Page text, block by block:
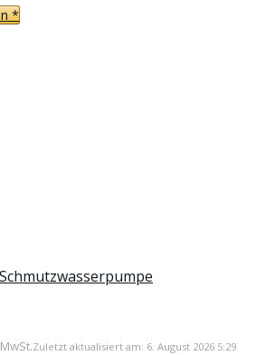
*
Zuletzt aktualisiert am: 6. August 2026 5:29